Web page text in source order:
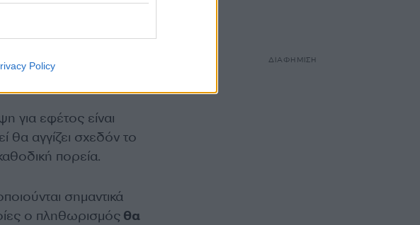
Policy
για εφέτος είναι
αγγίζει σχεδόν το
πορεία.
σημαντικά
ο πληθωρισμόςθα
ΔΙΑΦΗΜΙΣΗ